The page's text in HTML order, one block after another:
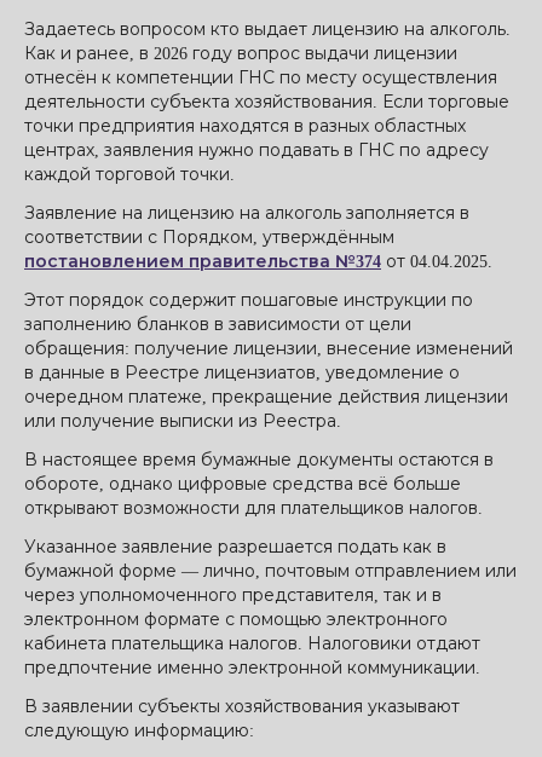
Задаетесь вопросом кто выдает лицензию на алкоголь.
Как и ранее, в 2026 году вопрос выдачи лицензии
отнесён к компетенции ГНС по месту осуществления
деятельности субъекта хозяйствования. Если торговые
точки предприятия находятся в разных областных
центрах, заявления нужно подавать в ГНС по адресу
каждой торговой точки.
Заявление на лицензию на алкоголь заполняется в
соответствии с Порядком, утверждённым
постановлением правительства №374 от 04.04.2025.
Этот порядок содержит пошаговые инструкции по
заполнению бланков в зависимости от цели
обращения: получение лицензии, внесение изменений
в данные в Реестре лицензиатов, уведомление о
очередном платеже, прекращение действия лицензии
или получение выписки из Реестра.
В настоящее время бумажные документы остаются в
обороте, однако цифровые средства всё больше
открывают возможности для плательщиков налогов.
Указанное заявление разрешается подать как в
бумажной форме — лично, почтовым отправлением или
через уполномоченного представителя, так и в
электронном формате с помощью электронного
кабинета плательщика налогов. Налоговики отдают
предпочтение именно электронной коммуникации.
В заявлении субъекты хозяйствования указывают
следующую информацию: